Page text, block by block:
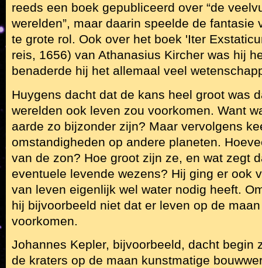
reeds een boek gepubliceerd over “de
werelden”, maar daarin speelde de fantasie
te grote rol. Ook over het boek 'Iter
reis, 1656) van Athanasius Kircher was hij
benaderde hij het allemaal veel
Huygens dacht dat de kans heel groot was
werelden ook leven zou voorkomen. Want
aarde zo bijzonder zijn? Maar vervolgens
omstandigheden op andere planeten.
van de zon? Hoe groot zijn ze, en wat zegt
eventuele levende wezens? Hij ging er ook
van leven eigenlijk wel water nodig heeft.
hij bijvoorbeeld niet dat er leven op de
voorkomen.
Johannes Kepler, bijvoorbeeld, dacht begin
de kraters op de maan kunstmatige